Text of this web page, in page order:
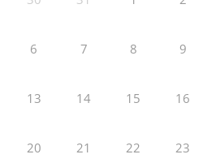
6 7 8 9
13 14 15 16
20 21 22 23